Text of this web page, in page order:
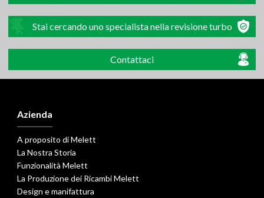
Stai cercando uno specialista nella revisione turbo
Contattaci
Azienda
A proposito di Melett
La Nostra Storia
Funzionalità Melett
La Produzione dei Ricambi Melett
Design e manifattura